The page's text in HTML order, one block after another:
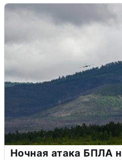
Ночная атака БПЛА